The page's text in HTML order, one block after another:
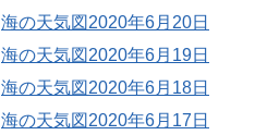
海の天気図2020年6月20日
海の天気図2020年6月19日
海の天気図2020年6月18日
海の天気図2020年6月17日